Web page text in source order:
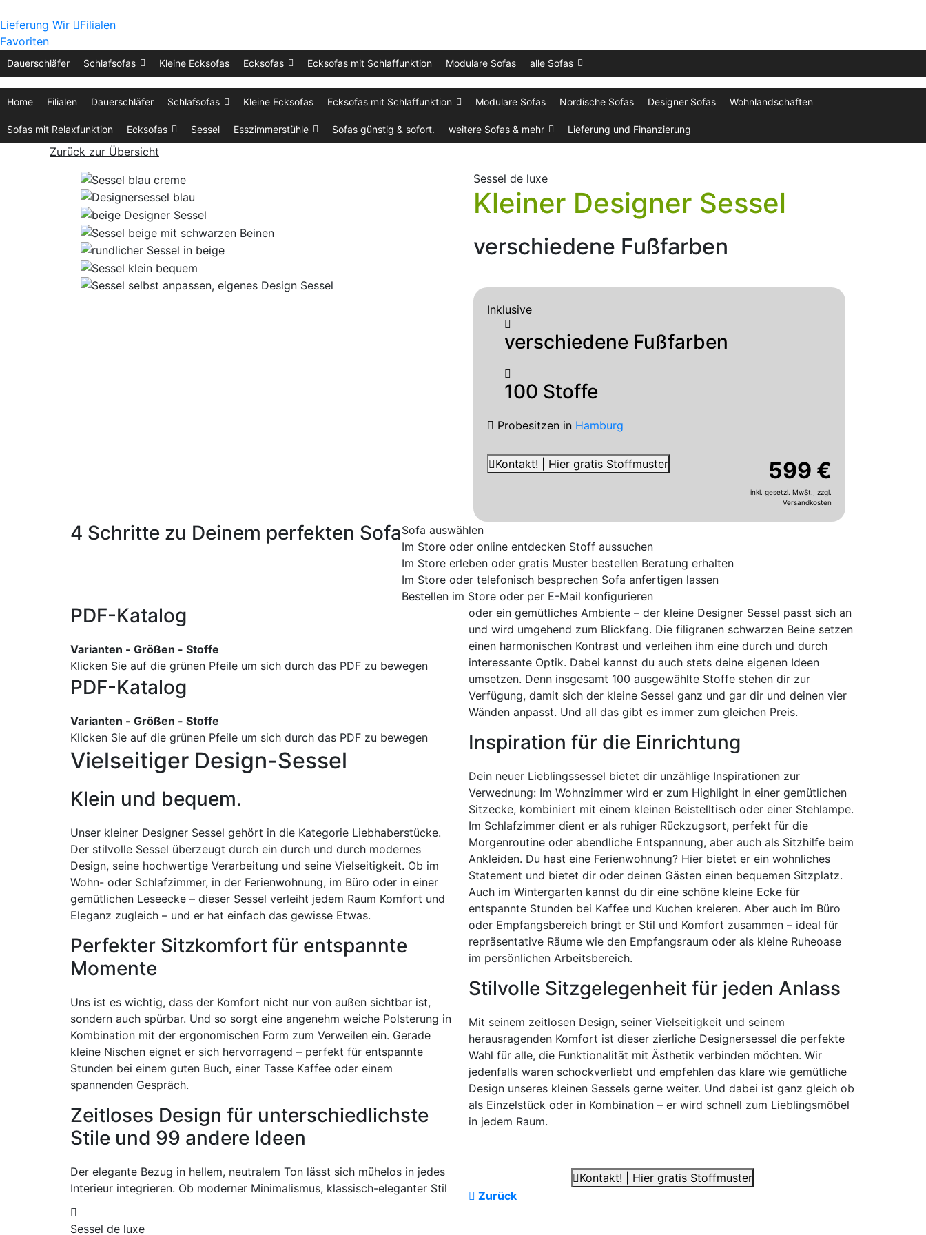
Lieferung Wir
Filialen
Favoriten
Dauerschläfer Schlafsofas Kleine Ecksofas Ecksofas Ecksofas mit Schlaffunktion Modulare Sofas alle Sofas
Home Filialen Dauerschläfer Schlafsofas Kleine Ecksofas Ecksofas mit Schlaffunktion Modulare Sofas Nordische Sofas Designer Sofas Wohnlandschaften
Sofas mit Relaxfunktion Ecksofas Sessel Esszimmerstühle Sofas günstig & sofort. weitere Sofas & mehr Lieferung und Finanzierung
Zurück zur Übersicht
Sessel de luxe
Kleiner Designer Sessel
verschiedene Fußfarben
Inklusive
verschiedene Fußfarben
100 Stoffe
Probesitzen in Hamburg
Kontakt! | Hier gratis Stoffmuster 599 €
inkl. gesetzl. MwSt., zzgl.
Versandkosten
4 Schritte zu Deinem perfekten SofaSofa auswählen
Im Store oder online entdecken Stoff aussuchen
Im Store erleben oder gratis Muster bestellen Beratung erhalten
Im Store oder telefonisch besprechen Sofa anfertigen lassen
Bestellen im Store oder per E-Mail konfigurieren
PDF-Katalog
Varianten - Größen - Stoffe
Klicken Sie auf die grünen Pfeile um sich durch das PDF zu bewegen
PDF-Katalog
Varianten - Größen - Stoffe
Klicken Sie auf die grünen Pfeile um sich durch das PDF zu bewegen
Vielseitiger Design-Sessel
Klein und bequem.
Unser kleiner Designer Sessel gehört in die Kategorie Liebhaberstücke.
Der stilvolle Sessel überzeugt durch ein durch und durch modernes
Design, seine hochwertige Verarbeitung und seine Vielseitigkeit. Ob im
Wohn- oder Schlafzimmer, in der Ferienwohnung, im Büro oder in einer
gemütlichen Leseecke – dieser Sessel verleiht jedem Raum Komfort und
Eleganz zugleich – und er hat einfach das gewisse Etwas.
Perfekter Sitzkomfort für entspannte
Momente
Uns ist es wichtig, dass der Komfort nicht nur von außen sichtbar ist,
sondern auch spürbar. Und so sorgt eine angenehm weiche Polsterung in
Kombination mit der ergonomischen Form zum Verweilen ein. Gerade
kleine Nischen eignet er sich hervorragend – perfekt für entspannte
Stunden bei einem guten Buch, einer Tasse Kaffee oder einem
spannenden Gespräch.
Zeitloses Design für unterschiedlichste
Stile und 99 andere Ideen
Der elegante Bezug in hellem, neutralem Ton lässt sich mühelos in jedes
Interieur integrieren. Ob moderner Minimalismus, klassisch-eleganter Stil
oder ein gemütliches Ambiente – der kleine Designer Sessel passt sich an
und wird umgehend zum Blickfang. Die filigranen schwarzen Beine setzen
einen harmonischen Kontrast und verleihen ihm eine durch und durch
interessante Optik. Dabei kannst du auch stets deine eigenen Ideen
umsetzen. Denn insgesamt 100 ausgewählte Stoffe stehen dir zur
Verfügung, damit sich der kleine Sessel ganz und gar dir und deinen vier
Wänden anpasst. Und all das gibt es immer zum gleichen Preis.
Inspiration für die Einrichtung
Dein neuer Lieblingssessel bietet dir unzählige Inspirationen zur
Verwednung: Im Wohnzimmer wird er zum Highlight in einer gemütlichen
Sitzecke, kombiniert mit einem kleinen Beistelltisch oder einer Stehlampe.
Im Schlafzimmer dient er als ruhiger Rückzugsort, perfekt für die
Morgenroutine oder abendliche Entspannung, aber auch als Sitzhilfe beim
Ankleiden. Du hast eine Ferienwohnung? Hier bietet er ein wohnliches
Statement und bietet dir oder deinen Gästen einen bequemen Sitzplatz.
Auch im Wintergarten kannst du dir eine schöne kleine Ecke für
entspannte Stunden bei Kaffee und Kuchen kreieren. Aber auch im Büro
oder Empfangsbereich bringt er Stil und Komfort zusammen – ideal für
repräsentative Räume wie den Empfangsraum oder als kleine Ruheoase
im persönlichen Arbeitsbereich.
Stilvolle Sitzgelegenheit für jeden Anlass
Mit seinem zeitlosen Design, seiner Vielseitigkeit und seinem
herausragenden Komfort ist dieser zierliche Designersessel die perfekte
Wahl für alle, die Funktionalität mit Ästhetik verbinden möchten. Wir
jedenfalls waren schockverliebt und empfehlen das klare wie gemütliche
Design unseres kleinen Sessels gerne weiter. Und dabei ist ganz gleich ob
als Einzelstück oder in Kombination – er wird schnell zum Lieblingsmöbel
in jedem Raum.
Kontakt! | Hier gratis Stoffmuster
Zurück
Sessel de luxe